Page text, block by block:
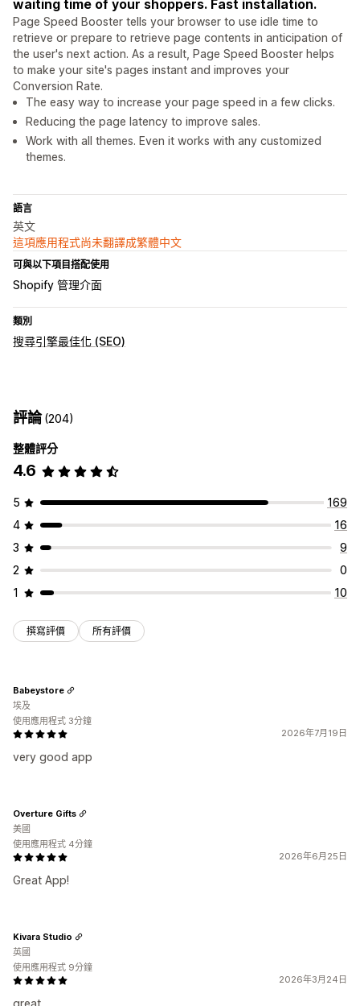
waiting time of your shoppers. Fast installation.
Page Speed Booster tells your browser to use idle time to
retrieve or prepare to retrieve page contents in anticipation of
the user's next action. As a result, Page Speed Booster helps
to make your site's pages instant and improves your
Conversion Rate.
The easy way to increase your page speed in a few clicks.
Reducing the page latency to improve sales.
Work with all themes. Even it works with any customized
themes.
語言
英文
這項應用程式尚未翻譯成繁體中文
可與以下項目搭配使用
Shopify 管理介面
類別
搜尋引擎最佳化 (SEO)
評論(204)
整體評分
4.6
5
169
4
16
3
9
2
0
1
10
撰寫評價 所有評價
2026年7月19日
very good app
Babeystore
埃及
使用應用程式 3分鐘
2026年6月25日
Great App!
Overture Gifts
美國
使用應用程式 4分鐘
2026年3月24日
Kivara Studio
英國
使用應用程式 9分鐘